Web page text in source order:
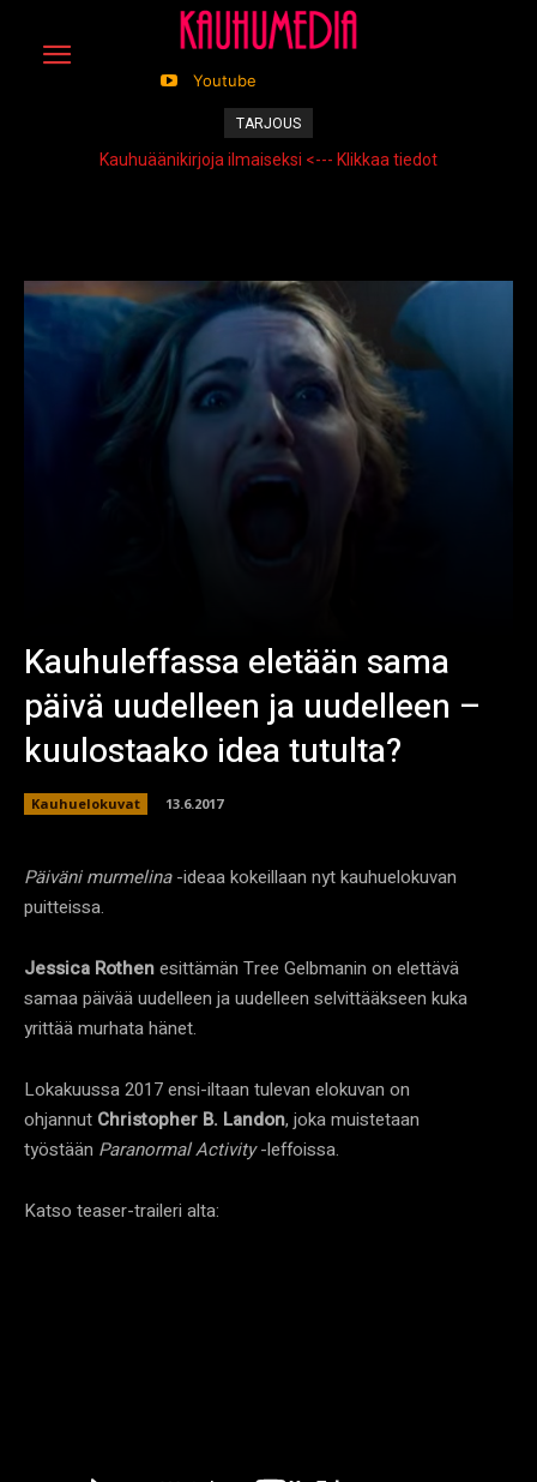
Youtube
TARJOUS
Kauhuäänikirjoja ilmaiseksi <--- Klikkaa tiedot
Kauhuleffassa eletään sama
päivä uudelleen ja uudelleen –
kuulostaako idea tutulta?
Kauhuelokuvat 13.6.2017
Päiväni murmelina-ideaa kokeillaan nyt kauhuelokuvan
puitteissa.
Jessica Rothenesittämän Tree Gelbmanin on elettävä
samaa päivää uudelleen ja uudelleen selvittääkseen kuka
yrittää murhata hänet.
Lokakuussa 2017 ensi-iltaan tulevan elokuvan on
ohjannut Christopher B. Landon, joka muistetaan
työstään Paranormal Activity-leffoissa.
Katso teaser-traileri alta: